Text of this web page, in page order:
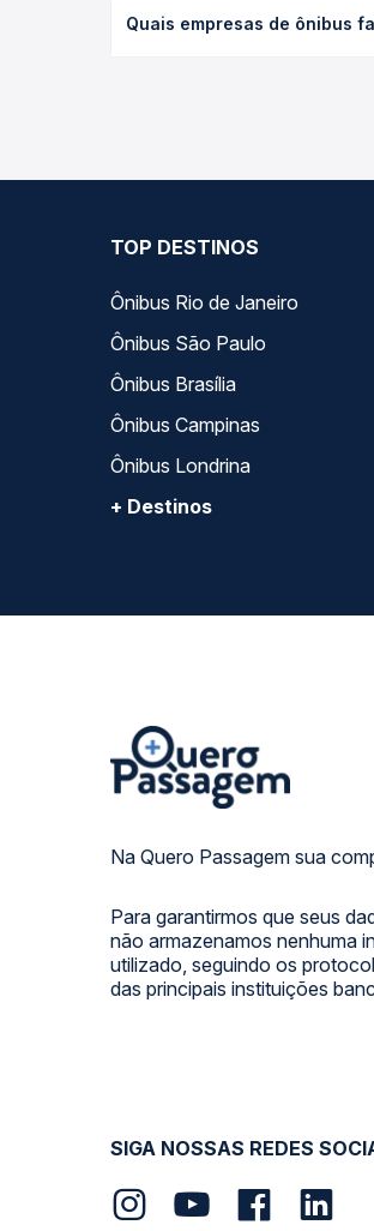
empresa, o tipo de poltrona e
Quais empresas de ônibus
TOP DESTINOS
Ônibus Rio de Janeiro
Ônibus São Paulo
Ônibus Brasília
Ônibus Campinas
Ônibus Londrina
+ Destinos
Na Quero Passagem sua
Para garantirmos que seus
não armazenamos nenhuma
utilizado, seguindo os
das principais instituições
SIGA NOSSAS REDES